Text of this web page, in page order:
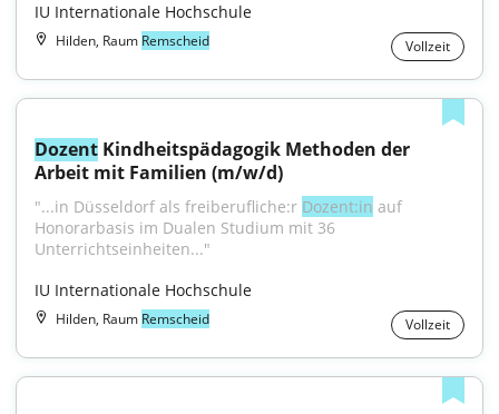
IU Internationale Hochschule
Hilden, Raum Remscheid Vollzeit
Dozent Kindheitspädagogik Methoden der
Arbeit mit Familien (m/w/d)
"...in Düsseldorf als freiberufliche:r Dozent:in auf
Honorarbasis im Dualen Studium mit 36
Unterrichtseinheiten..."
IU Internationale Hochschule
Hilden, Raum Remscheid Vollzeit